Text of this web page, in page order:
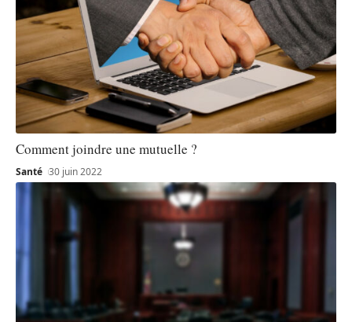
Comment joindre une mutuelle ?
Santé 30 juin 2022